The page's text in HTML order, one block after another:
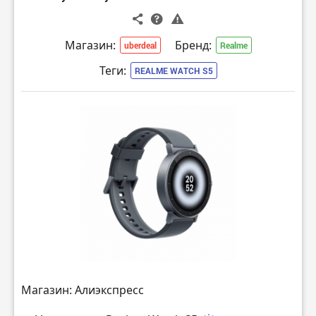
Магазин: uberdeal Бренд: Realme
Теги: REALME WATCH S5
Магазин: Алиэкспресс